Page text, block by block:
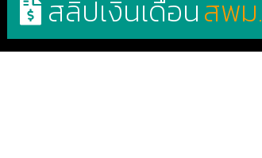
สลิปเงินเดือนสพม.